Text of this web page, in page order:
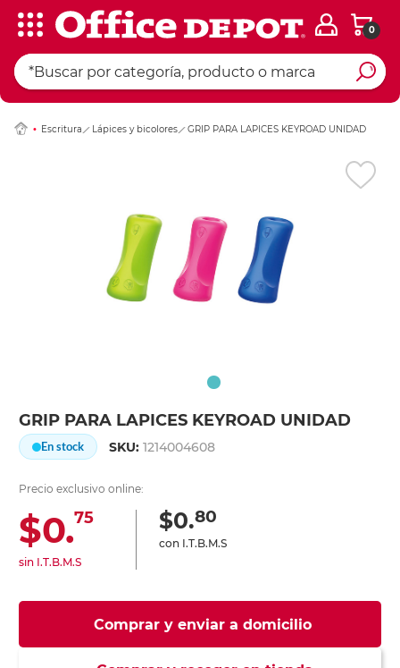
0
Escritura Lápices y bicolores GRIP PARA LAPICES KEYROAD UNIDAD
GRIP PARA LAPICES KEYROAD UNIDAD
En stock SKU:1214004608
Precio exclusivo online:
$0.75
sin I.T.B.M.S
$0.80
con I.T.B.M.S
Comprar y enviar a domicilio
Ingresar Codigo